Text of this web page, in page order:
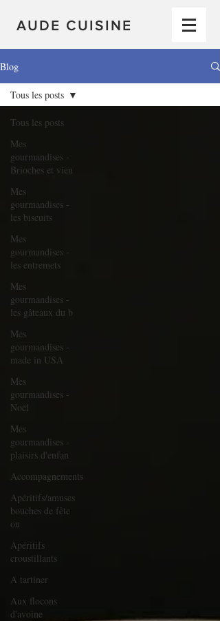
AUDE CUISINE
Blog
Tous les posts
Mes
gourmandises -
Brioches et vien
Mes
gourmandises -
les biscuits
Mes
gourmandises -
les entremets
Mes
gourmandises -
les gâteaux du b
Mes
gourmandises -
made in USA
Mes
gourmandises -
Noël
Mes
gourmandises -
plaisirs d'enfan
Accompagnements
Apéritifs/amuses
bouches de fête
ou
Apéritifs
croustillants
A tartiner
Aux flocons
d'avoine
Tous les posts